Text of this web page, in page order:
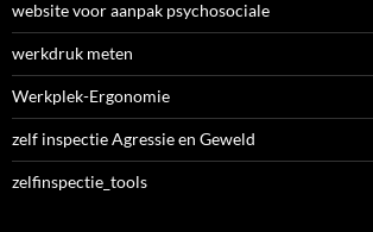
website voor aanpak psychosociale
werkdruk meten
Werkplek-Ergonomie
zelf inspectie Agressie en Geweld
zelfinspectie_tools